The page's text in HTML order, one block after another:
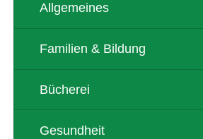
Allgemeines
Familien & Bildung
Bücherei
Gesundheit